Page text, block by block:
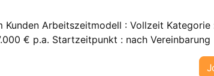
Arbeitszeitmodell : Vollzeit Kategorie
€ p.a. Startzeitpunkt : nach Vereinbarung